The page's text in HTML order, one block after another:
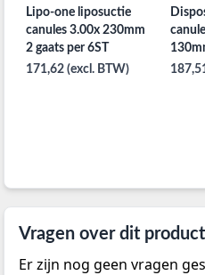
Lipo-one liposuctie
canules 3.00x 230mm
2 gaats per 6ST
171,62 (excl. BTW)
Vragen over dit product
Er zijn nog geen vragen